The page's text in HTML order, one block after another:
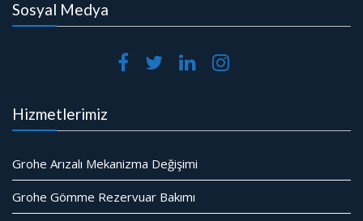
Sosyal Medya
Hizmetlerimiz
Grohe Arızalı Mekanizma Değişimi
Grohe Gömme Rezervuar Bakımı